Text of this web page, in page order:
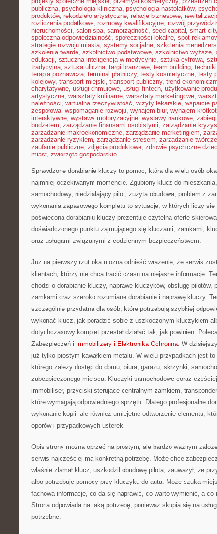
publiczna, psychologia kliniczna, psychologia nastolatków,
produktów, rękodzieło artystyczne, relacje biznesowe,
rozliczenia podatkowe, rozmowy kwalifikacyjne, rozwój
nieruchomości, salon spa, samorządność, seed capital , smart city
społeczna odpowiedzialność, społeczności lokalne, spot
strategie rozwoju miasta, systemy socjalne, szkolenia
szkolenia twarde, szkolnictwo podstawowe, szkolnictwo wyższe,
edukacji, sztuczna inteligencja w medycynie, sztuka cyfrowa,
tradycyjna, sztuka uliczna, targi branżowe, team building,
terapia poznawcza, terminal płatniczy, testy kosmetyczne, testy
kolejowy, transport miejski, transport publiczny, trend
charytatywne, usługi chmurowe, usługi fintech, użytkowanie
artystyczne, warsztaty kulinarne, warsztaty marketingowe,
należności, wirtualna rzeczywistość, wizyty lekarskie, wsparcie
zespołowa, wspomaganie rozwoju, wynajem biur, wynajem
interaktywne, wystawy motoryzacyjne, wystawy naukowe,
budżetem, zarządzanie finansami osobistymi, zarządzanie
zarządzanie makroekonomiczne, zarządzanie marketingiem,
zarządzanie ryzykiem, zarządzanie stresem, zarządzanie twórcze
zaufanie publiczne, zdjęcia produktowe, zdrowie psychiczne
miast, zwierzęta gospodarskie
Sprawdzone dorabianie kluczy to pomoc, która dla wielu osób
najmniej oczekiwanym momencie. Zgubiony klucz do
samochodowy, niedziałający pilot, zużyta obudowa, problem z
wykonania zapasowego kompletu to sytuacje, w których liczy się
poświęcona dorabianiu kluczy prezentuje czytelną ofertę
doświadczonego punktu zajmującego się kluczami, zamkami,
oraz usługami związanymi z codziennym bezpieczeństwem.
Już na pierwszy rzut oka można odnieść wrażenie, że serwis
klientach, którzy nie chcą tracić czasu na niejasne informacje.
chodzi o dorabianie kluczy, naprawę kluczyków, obsługę pilotów,
zamkami oraz szeroko rozumiane dorabianie i naprawę kluczy.
szczególnie przydatna dla osób, które potrzebują szybkiej
wykonać klucz, jak poradzić sobie z uszkodzonym kluczykiem
dotychczasowy komplet przestał działać tak, jak powinien.
Zabezpieczeń i Immobilizery i Elektronika Ochronna. W
już tylko prostym kawałkiem metalu. W wielu przypadkach jest
którego zależy dostęp do domu, biura, garażu, skrzynki,
zabezpieczonego miejsca. Kluczyki samochodowe coraz
immobiliser, przyciski sterujące centralnym zamkiem,
które wymagają odpowiedniego sprzętu. Dlatego profesjonalne
wykonanie kopii, ale również umiejętne odtworzenie elementu,
oporów i przypadkowych usterek.
Opis strony można oprzeć na prostym, ale bardzo ważnym
serwis najczęściej ma konkretną potrzebę. Może chce
właśnie złamał klucz, uszkodził obudowę pilota, zauważył, że
albo potrzebuje pomocy przy kluczyku do auta. Może szuka
fachową informację, co da się naprawić, co warto wymienić, a co
Strona odpowiada na taką potrzebę, ponieważ skupia się na
potrzebne.